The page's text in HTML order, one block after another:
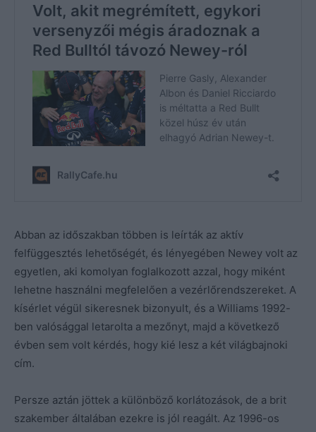
Abban az időszakban többen is leírták az aktív
felfüggesztés lehetőségét, és lényegében Newey volt az
egyetlen, aki komolyan foglalkozott azzal, hogy miként
lehetne használni megfelelően a vezérlőrendszereket. A
kísérlet végül sikeresnek bizonyult, és a Williams 1992-
ben valósággal letarolta a mezőnyt, majd a következő
évben sem volt kérdés, hogy kié lesz a két világbajnoki
cím.
Persze aztán jöttek a különböző korlátozások, de a brit
szakember általában ezekre is jól reagált. Az 1996-os